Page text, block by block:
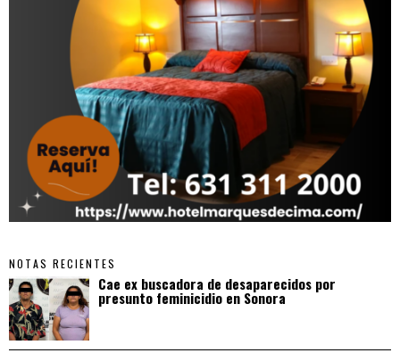
NOTAS RECIENTES
Cae ex buscadora de desaparecidos por
presunto feminicidio en Sonora